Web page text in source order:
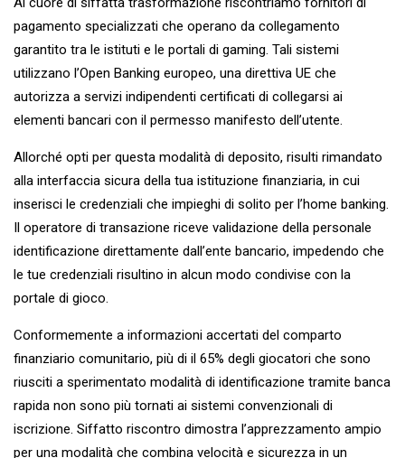
pagamento specializzati che operano da collegamento
garantito tra le istituti e le portali di gaming. Tali sistemi
utilizzano l’Open Banking europeo, una direttiva UE che
autorizza a servizi indipendenti certificati di collegarsi ai
elementi bancari con il permesso manifesto dell’utente.
Allorché opti per questa modalità di deposito, risulti rimandato
alla interfaccia sicura della tua istituzione finanziaria, in cui
inserisci le credenziali che impieghi di solito per l’home banking.
Il operatore di transazione riceve validazione della personale
identificazione direttamente dall’ente bancario, impedendo che
le tue credenziali risultino in alcun modo condivise con la
portale di gioco.
Conformemente a informazioni accertati del comparto
finanziario comunitario, più di il 65% degli giocatori che sono
riusciti a sperimentato modalità di identificazione tramite banca
rapida non sono più tornati ai sistemi convenzionali di
iscrizione. Siffatto riscontro dimostra l’apprezzamento ampio
per una modalità che combina velocità e sicurezza in un